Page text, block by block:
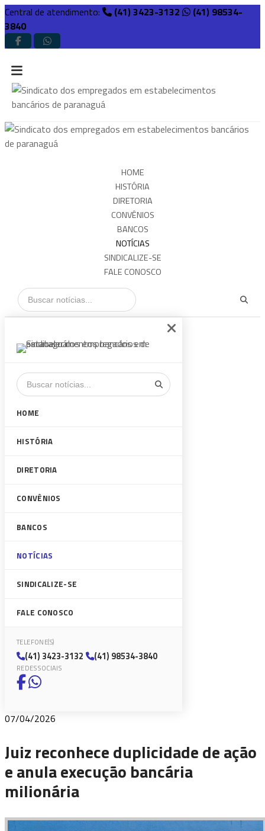
Central de atendimento: (41) 3423-3132
(41) 98534-
3840
HOME
HISTÓRIA
DIRETORIA
CONVÊNIOS
BANCOS
NOTÍCIAS
SINDICALIZE-SE
FALE CONOSCO
HOME
HISTÓRIA
DIRETORIA
CONVÊNIOS
BANCOS
NOTÍCIAS
SINDICALIZE-SE
FALE CONOSCO
TELEFONE(S)
(41) 3423-3132 (41) 98534-3840
REDES SOCIAIS
07/04/2026
Juiz reconhece duplicidade de ação
e anula execução bancária
milionária